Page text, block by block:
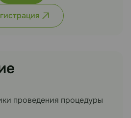
проведения процедуры